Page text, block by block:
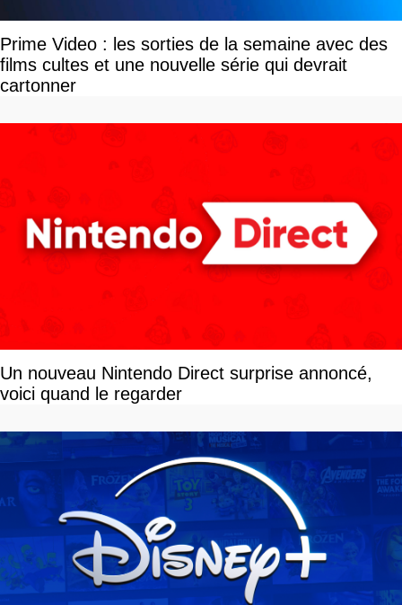
Prime Video : les sorties de la semaine avec des
films cultes et une nouvelle série qui devrait
cartonner
Un nouveau Nintendo Direct surprise annoncé,
voici quand le regarder